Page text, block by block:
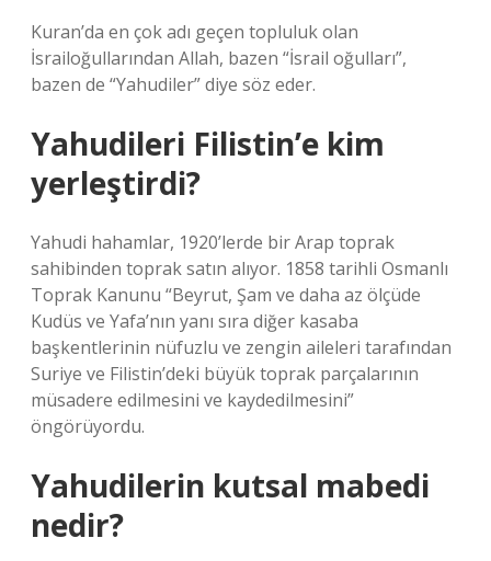
Kuran’da en çok adı geçen topluluk olan
İsrailoğullarından Allah, bazen “İsrail oğulları”,
bazen de “Yahudiler” diye söz eder.
Yahudileri Filistin’e kim
yerleştirdi?
Yahudi hahamlar, 1920’lerde bir Arap toprak
sahibinden toprak satın alıyor. 1858 tarihli Osmanlı
Toprak Kanunu “Beyrut, Şam ve daha az ölçüde
Kudüs ve Yafa’nın yanı sıra diğer kasaba
başkentlerinin nüfuzlu ve zengin aileleri tarafından
Suriye ve Filistin’deki büyük toprak parçalarının
müsadere edilmesini ve kaydedilmesini”
öngörüyordu.
Yahudilerin kutsal mabedi
nedir?